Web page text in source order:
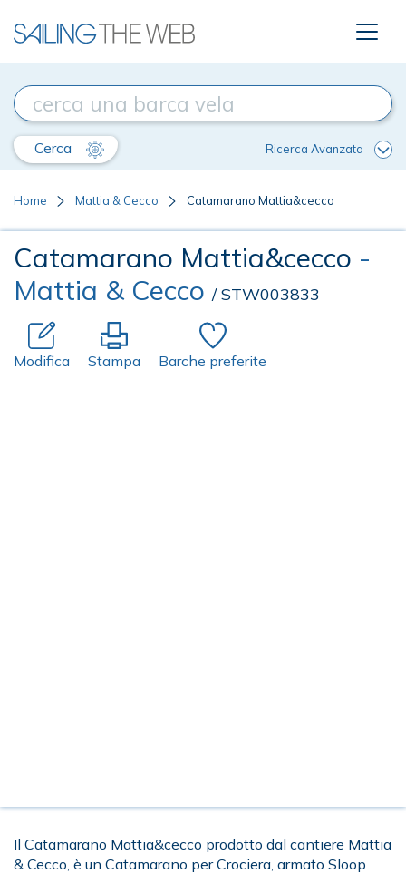
Cerca Ricerca Avanzata
Home Mattia & Cecco Catamarano Mattia&cecco
Catamarano Mattia&cecco -
Mattia & Cecco / STW003833
Modifica Stampa Barche preferite
Il Catamarano Mattia&cecco prodotto dal cantiere Mattia
& Cecco, è un Catamarano per Crociera, armato Sloop